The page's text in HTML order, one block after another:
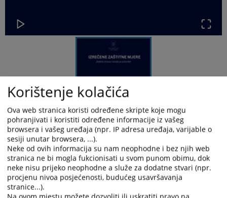
Izrečena zaštitna mjera G.A.
Općinski sud u Kiseljaku je dana 26.05.2026. godine donio rješenje
kojim su G.A. iz K. određene zaštitne mjere:
I-
Zabrana približavanja žrtvi nasilja M.G., na bilo kojem
području na udaljenosti manjoj od 100 metara;
Korištenje kolačića
Ova web stranica koristi određene skripte koje mogu
pohranjivati i koristiti određene informacije iz vašeg
browsera i vašeg uređaja (npr. IP adresa uređaja, varijable o
sesiji unutar browsera, ...).
Neke od ovih informacija su nam neophodne i bez njih web
stranica ne bi mogla fukcionisati u svom punom obimu, dok
neke nisu prijeko neophodne a služe za dodatne stvari (npr.
procjenu nivoa posjećenosti, budućeg usavršavanja
stranice...).